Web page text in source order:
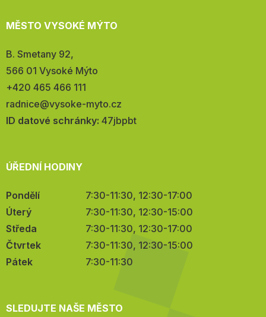
MĚSTO VYSOKÉ MÝTO
Adresa:
B. Smetany 92,
566 01 Vysoké Mýto
Telefon:
+420 465 466 111
E-
mail:
radnice@vysoke-myto.cz
ID datové schránky: 47jbpbt
ÚŘEDNÍ HODINY
Pondělí
7:30-11:30, 12:30-17:00
Úterý
7:30-11:30, 12:30-15:00
Středa
7:30-11:30, 12:30-17:00
Čtvrtek
7:30-11:30, 12:30-15:00
Pátek
7:30-11:30
SLEDUJTE NAŠE MĚSTO